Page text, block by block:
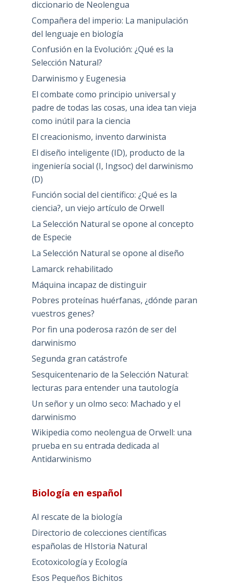
diccionario de Neolengua
Compañera del imperio: La manipulación
del lenguaje en biología
Confusión en la Evolución: ¿Qué es la
Selección Natural?
Darwinismo y Eugenesia
El combate como principio universal y
padre de todas las cosas, una idea tan vieja
como inútil para la ciencia
El creacionismo, invento darwinista
El diseño inteligente (ID), producto de la
ingeniería social (I, Ingsoc) del darwinismo
(D)
Función social del científico: ¿Qué es la
ciencia?, un viejo artículo de Orwell
La Selección Natural se opone al concepto
de Especie
La Selección Natural se opone al diseño
Lamarck rehabilitado
Máquina incapaz de distinguir
Pobres proteínas huérfanas, ¿dónde paran
vuestros genes?
Por fin una poderosa razón de ser del
darwinismo
Segunda gran catástrofe
Sesquicentenario de la Selección Natural:
lecturas para entender una tautología
Un señor y un olmo seco: Machado y el
darwinismo
Wikipedia como neolengua de Orwell: una
prueba en su entrada dedicada al
Antidarwinismo
Biología en español
Al rescate de la biología
Directorio de colecciones científicas
españolas de HIstoria Natural
Ecotoxicología y Ecología
Esos Pequeños Bichitos